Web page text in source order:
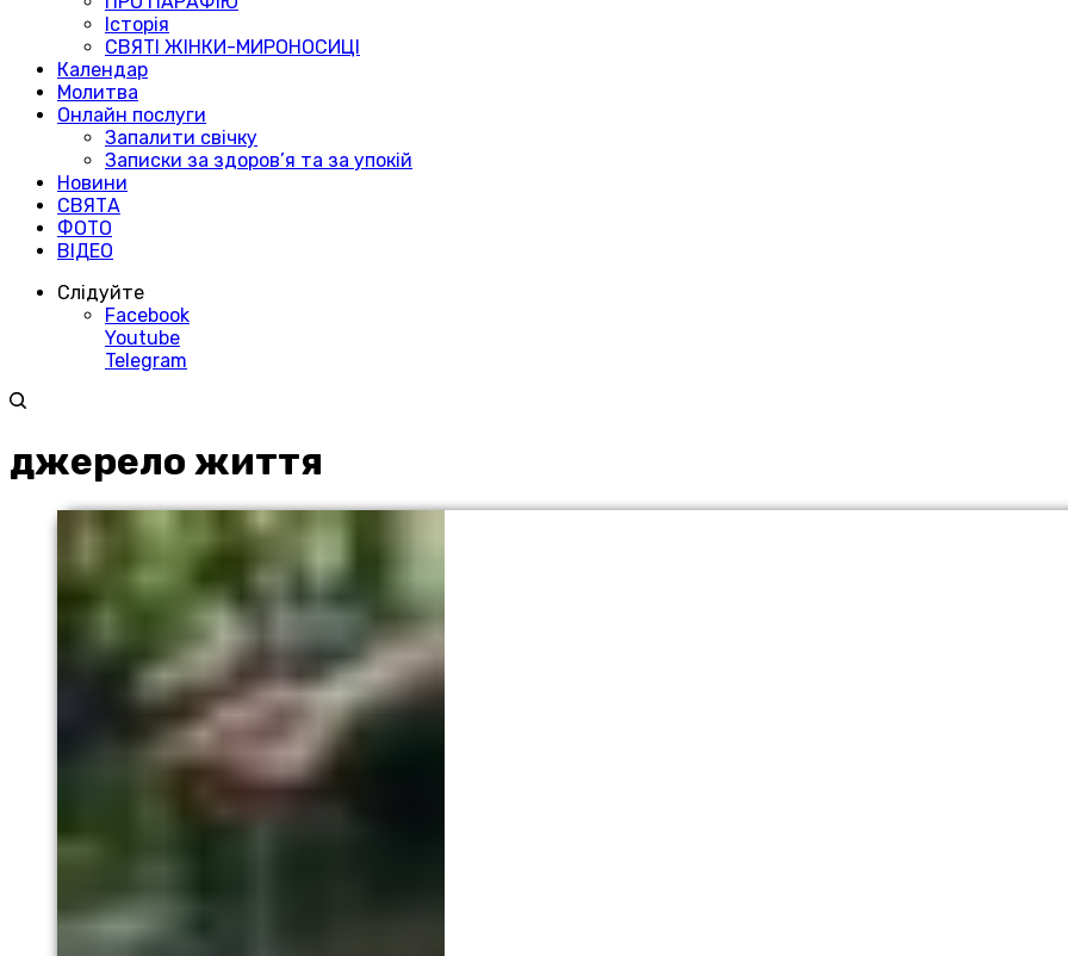
Історія
СВЯТІ ЖІНКИ-МИРОНОСИЦІ
Календар
Молитва
Онлайн послуги
Запалити свічку
Записки за здоров’я та за упокій
Новини
СВЯТА
ФОТО
ВІДЕО
Слідуйте
Facebook
Youtube
Telegram
джерело життя